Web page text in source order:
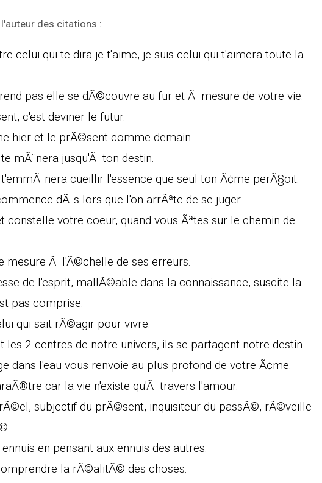
des citations :
celui qui te dira je t'aime, je suis celui qui t'aimera toute la
pas elle se dÃ©couvre au fur et Ã mesure de votre vie.
c'est deviner le futur.
hier et le prÃ©sent comme demain.
mÃ¨nera jusqu'Ã ton destin.
cueillir l'essence que seul ton Ã¢me perÃ§oit.
dÃ¨s lors que l'on arrÃªte de se juger.
votre coeur, quand vous Ãªtes sur le chemin de
mesure Ã l'Ã©chelle de ses erreurs.
de l'esprit, mallÃ©able dans la connaissance, suscite la
pas comprise.
qui sait rÃ©agir pour vivre.
les 2 centres de notre univers, ils se partagent notre destin.
dans l'eau vous renvoie au plus profond de votre Ã¢me.
car la vie n'existe qu'Ã travers l'amour.
subjectif du prÃ©sent, inquisiteur du passÃ©, rÃ©veille
en pensant aux ennuis des autres.
la rÃ©alitÃ© des choses.